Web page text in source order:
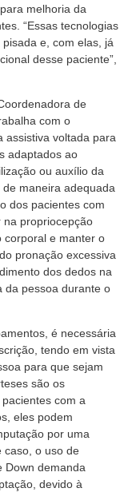
melhoria da
“Essas tecnologias
e, com elas, já
desse paciente”,
de
com o
assistiva voltada para
adaptados ao
ou auxílio da
maneira adequada
dos pacientes com
na propriocepção
corporal e manter o
pronação excessiva
dos dedos na
da pessoa durante o
é necessária
tendo em vista
para que sejam
são os
com a
eles podem
por uma
caso, o uso de
Down demanda
devido à